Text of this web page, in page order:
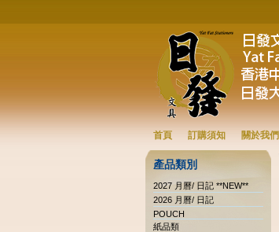
首頁 訂購須知 關於我們
產品類別
2027 月曆/ 日記 **NEW**
2026 月曆/ 日記
POUCH
紙品類